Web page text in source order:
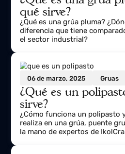
07 de marzo, 2025 Gruas
qué sirve?
¿Qué es una grúa pluma?
diferencia que tiene
el sector industrial?
06 de marzo, 2025